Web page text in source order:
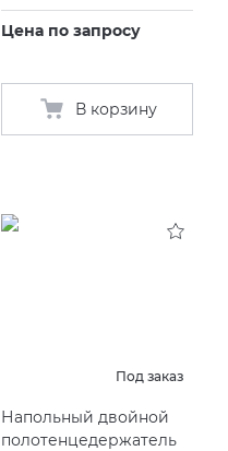
Цена по запросу
В корзину
Под заказ
Напольный двойной
полотенцедержатель